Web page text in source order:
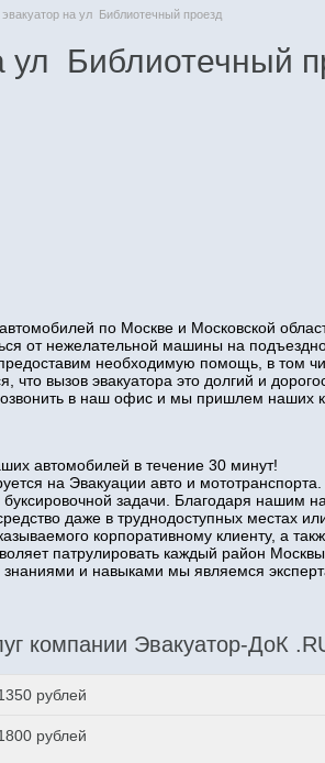
на ул Библиотечный проезд
ул Библиотечный
по Москве и Московской
от нежелательной машины на
необходимую помощь, в том
что вызов эвакуатора это долгий и
в наш офис и мы пришлем наших
автомобилей в течение 30 минут!
на Эвакуации авто и
задачи. Благодаря нашим
даже в труднодоступных местах
корпоративному клиенту, а
патрулировать каждый район
и навыками мы являемся
компании Эвакуатор-ДоК
рублей
рублей